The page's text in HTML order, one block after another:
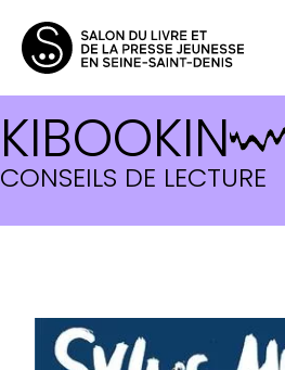
KIBOOKIN
CONSEILS DE LECTURE